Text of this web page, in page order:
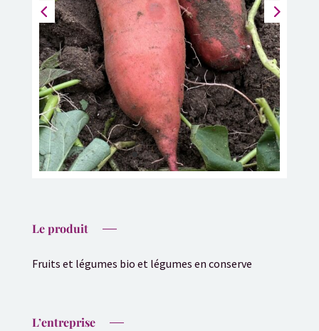
Le produit
Fruits et légumes bio et légumes en conserve
L’entreprise